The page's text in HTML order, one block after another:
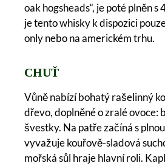
oak hogsheads“, je poté plněn s
je tento whisky k dispozici
only nebo na americkém trhu.
CHUŤ
Vůně nabízí bohatý rašelinný
dřevo, doplněné o zralé ovoce:
švestky. Na patře začíná s
vyvažuje kouřově-sladová
mořská sůl hraje hlavní roli.